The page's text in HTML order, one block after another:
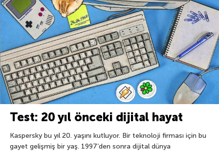
Test: 20 yıl önceki dijital hayat
Kaspersky bu yıl 20. yaşını kutluyor. Bir teknoloji firması için bu
gayet gelişmiş bir yaş. 1997’den sonra dijital dünya